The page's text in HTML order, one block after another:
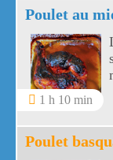
Poulet au
1 h 10 min
Poulet